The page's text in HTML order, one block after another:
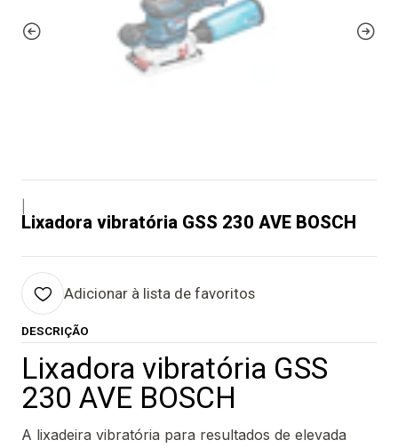
Lixadora vibratória GSS 230 AVE BOSCH
Adicionar à lista de favoritos
DESCRIÇÃO
Lixadora vibratória GSS
230 AVE BOSCH
A lixadeira vibratória para resultados de elevada